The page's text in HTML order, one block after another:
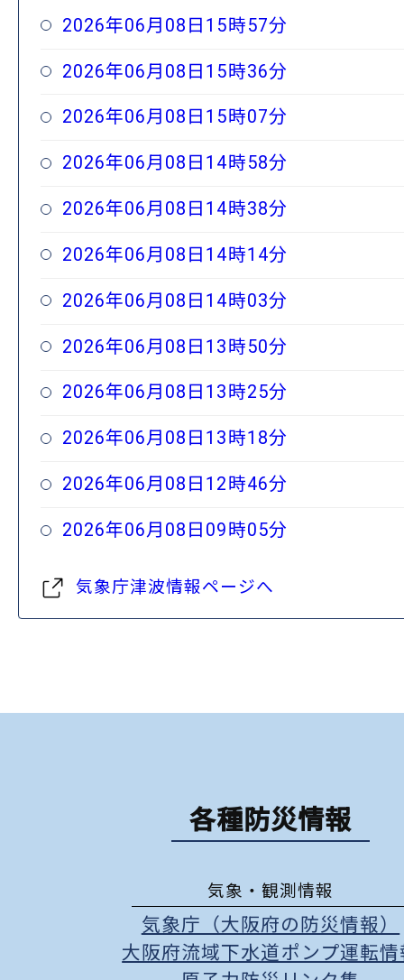
2026年06月08日15時57分
2026年06月08日15時36分
2026年06月08日15時07分
2026年06月08日14時58分
2026年06月08日14時38分
2026年06月08日14時14分
2026年06月08日14時03分
2026年06月08日13時50分
2026年06月08日13時25分
2026年06月08日13時18分
2026年06月08日12時46分
2026年06月08日09時05分
気象庁津波情報ページへ
各種防災情報
気象・観測情報
気象庁（大阪府の防災情報）
大阪府流域下水道ポンプ運転情